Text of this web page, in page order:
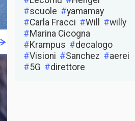
scuole
yamamay
Carla Fracci
Will
willy
Marina Cicogna
Krampus
decalogo
Visioni
Sanchez
aerei
5G
direttore